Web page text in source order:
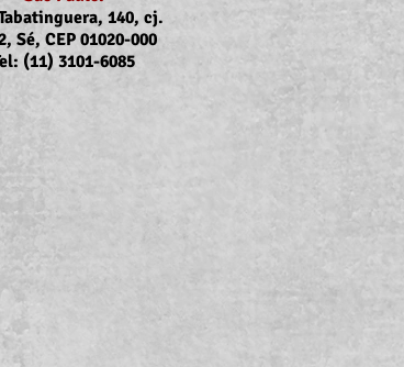
nas
Iguape,
e
140, cj.
Sé, CEP 01020-000
(11) 3101-6085